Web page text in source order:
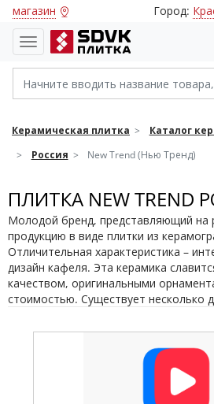
магазин Город:
Керамическая плитка
Каталог
Россия
New Trend (Нью Тренд)
ПЛИТКА NEW TREND
Молодой бренд, представляющий на
продукцию в виде плитки из
Отличительная характеристика –
дизайн кафеля. Эта керамика
качеством, оригинальными
стоимостью. Существует несколько